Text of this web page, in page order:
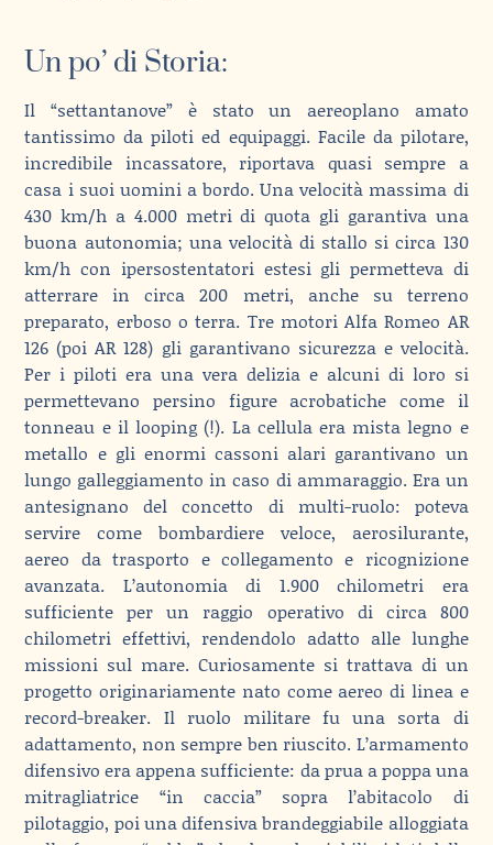
Un po’ di Storia:
Il “settantanove” è stato un aereoplano amato
tantissimo da piloti ed equipaggi. Facile da pilotare,
incredibile incassatore, riportava quasi sempre a
casa i suoi uomini a bordo. Una velocità massima di
430 km/h a 4.000 metri di quota gli garantiva una
buona autonomia; una velocità di stallo si circa 130
km/h con ipersostentatori estesi gli permetteva di
atterrare in circa 200 metri, anche su terreno
preparato, erboso o terra. Tre motori Alfa Romeo AR
126 (poi AR 128) gli garantivano sicurezza e velocità.
Per i piloti era una vera delizia e alcuni di loro si
permettevano persino figure acrobatiche come il
tonneau e il looping (!). La cellula era mista legno e
metallo e gli enormi cassoni alari garantivano un
lungo galleggiamento in caso di ammaraggio. Era un
antesignano del concetto di multi-ruolo: poteva
servire come bombardiere veloce, aerosilurante,
aereo da trasporto e collegamento e ricognizione
avanzata. L’autonomia di 1.900 chilometri era
sufficiente per un raggio operativo di circa 800
chilometri effettivi, rendendolo adatto alle lunghe
missioni sul mare. Curiosamente si trattava di un
progetto originariamente nato come aereo di linea e
record-breaker. Il ruolo militare fu una sorta di
adattamento, non sempre ben riuscito. L’armamento
difensivo era appena sufficiente: da prua a poppa una
mitragliatrice “in caccia” sopra l’abitacolo di
pilotaggio, poi una difensiva brandeggiabile alloggiata